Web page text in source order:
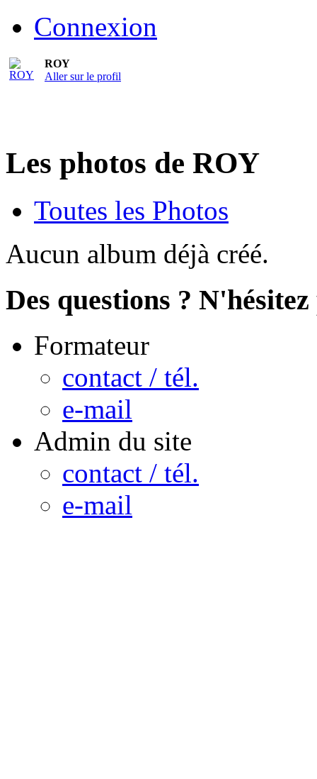
Connexion
ROY
Aller sur le profil
Les photos de ROY
Toutes les Photos
Aucun album déjà créé.
Des questions ?
Formateur
contact / tél.
e-mail
Admin du site
contact / tél.
e-mail